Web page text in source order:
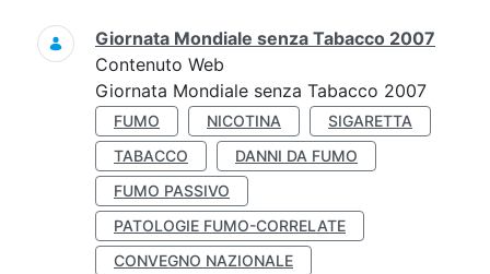
Ricerca
Giornata Mondiale senza Tabacco 2007
Contenuto Web
Giornata Mondiale senza Tabacco 2007
FUMO NICOTINA
SIGARETTA
TABACCO
DANNI DA FUMO
FUMO PASSIVO
PATOLOGIE FUMO-CORRELATE
CONVEGNO NAZIONALE